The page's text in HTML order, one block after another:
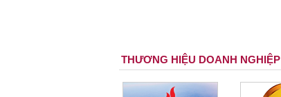
THƯƠNG HIỆU DOANH NGHIỆP